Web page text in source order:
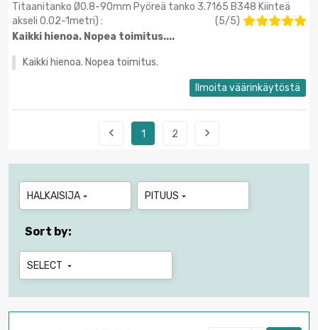
Titaanitanko Ø0.8-90mm Pyöreä tanko 3.7165 B348 Kiinteä
akseli 0.02-1metri) : (5/5)
Kaikki hienoa. Nopea toimitus....
Kaikki hienoa. Nopea toimitus.
Ilmoita väärinkäytöstä
 1 2 
HALKAISIJA  PITUUS 
Sort by:
SELECT 